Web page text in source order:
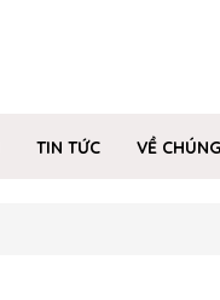
TIN TỨC VỀ